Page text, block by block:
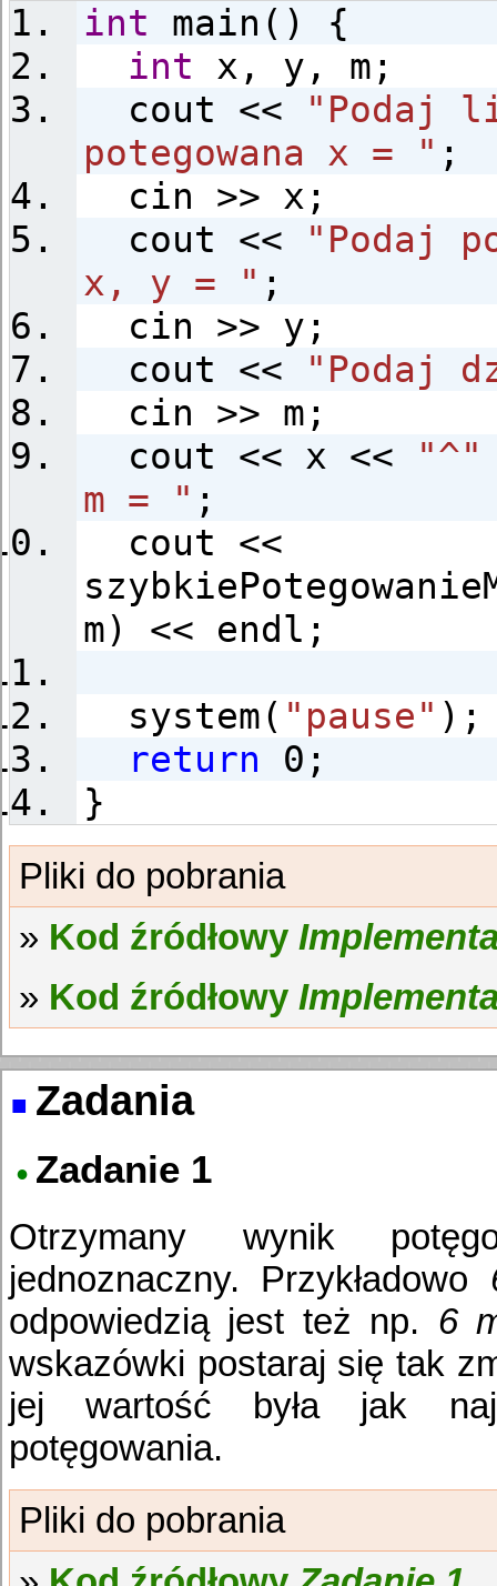
int main() {
int x, y, m;
cout <<
"Podaj
potegowana x = " ;
cin >> x;
cout <<
"Podaj
x, y = " ;
cin >> y;
cout <<
"Podaj
cin >> m;
cout << x <<
"^"
m = " ;
cout <<
m) << endl;
system( "pause" );
return 0;
}
Kod źródłowy
Kod źródłowy
Zadania
Zadanie 1
Otrzymany wynik
jednoznaczny. Przykładowo
odpowiedzią jest też np. 6
wskazówki postaraj się tak
jej wartość była jak
potęgowania.